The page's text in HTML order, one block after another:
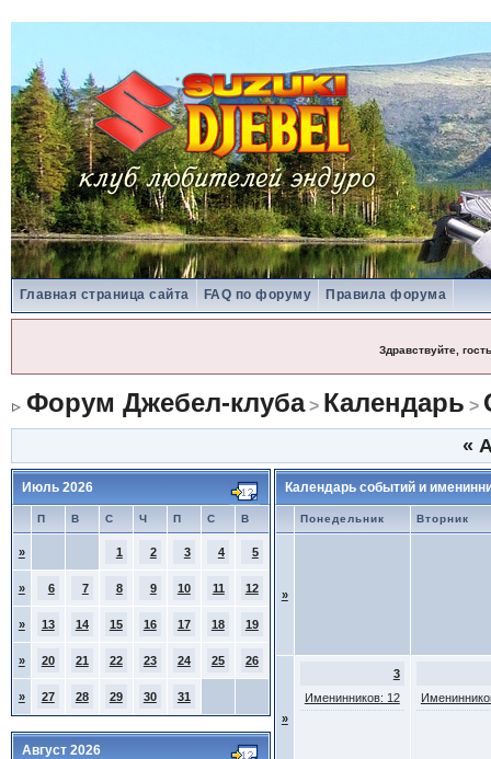
Главная страница сайта FAQ по форуму Правила форума
Здравствуйте, гость
Форум Джебел-клуба> Календарь >
«
Июль 2026
П В С Ч П С В
» 1 2 3 4 5
» 6 7 8 9 10 11 12
» 13 14 15 16 17 18 19
» 20 21 22 23 24 25 26
» 27 28 29 30 31
Август 2026
Календарь событий и
Понедельник Вторник
»
»
3
Именинников: 12